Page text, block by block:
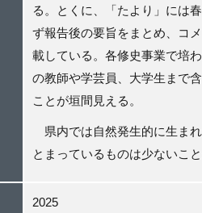
る。とくに、「たより」には
ず報告後の要旨をまとめ、コ
載している。各修史事業で培
の教師や学芸員、大学生まで
ことが垣間見える。
県内では自然発生的に生ま
とまっているものは少ないこ
2025